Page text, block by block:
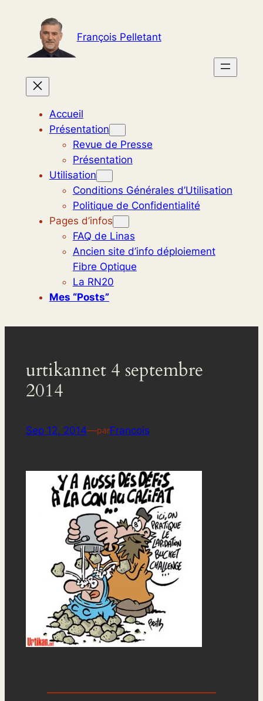
contenu
François Pelletant
Accueil
Présentation
Revue de Presse
Présentation
Utilisation
Conditions Générales d’Utilisation
Politique de Confidentialité
Pages d’infos
FAQ de Linas
Ancien site d’info déploiement
Fibre Optique
La RN20
Mes “posts”
urtikannet 4 septembre
2014
Sep 12, 2014—parFrancois